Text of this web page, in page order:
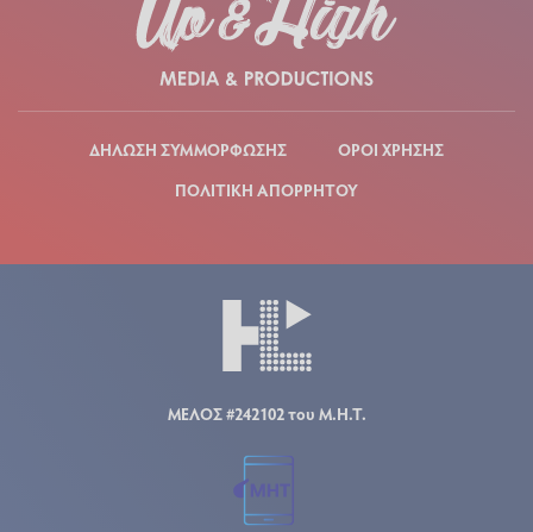
ΔΗΛΩΣΗ ΣΥΜΜΟΡΦΩΣΗΣ
ΟΡΟΙ ΧΡΗΣΗΣ
ΠΟΛΙΤΙΚΗ ΑΠΟΡΡΗΤΟΥ
ΜΕΛΟΣ #242102 του Μ.Η.Τ.